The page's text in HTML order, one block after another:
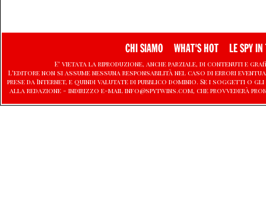
CHI SIAMO WHAT'S HOT LE SPY IN
E' vietata la riproduzione, anche parziale, di contenuti e
L'editore non si assume nessuna responsabilità nel caso di errori
prese da Internet, e quindi valutate di pubblico dominio. Se i soggetti
alla redazione - indirizzo e-mail info@spytwins.com, che provvederà